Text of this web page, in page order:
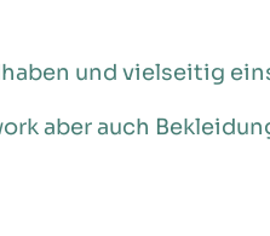
und vielseitig
aber auch